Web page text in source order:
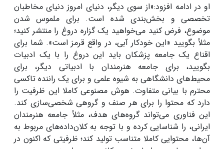
او در ادامه افزود:«از سوی دیگر، دنیای امروز دنیای مخاطبان
تخصصی و بخش‌بندی شده است. برای ملموس شدن
موضوع، فرض کنید می‌خواهید یک گزاره دروغ را منتشر کنید؛
مثلاً بگویید «این خودکار آبی، در واقع قرمز است». شما برای
اقناع یک جامعه پزشکان باید این دروغ را با یک ادبیات
بگویید، برای جامعه هنرمندان با ادبیاتی دیگر، برای
محیط‌های دانشگاهی به شیوه علمی و برای یک راننده تاکسی
محترم با بیانی متفاوت. هوش مصنوعی کاملا این ظرفیت را
دارد که محتوا را برای هر صنف و گروهی شخصی‌سازی کند.
این فناوری می‌تواند گروه‌های هدف، مثلاً جامعه هنرمندان
ایرانی، را شناسایی کرده و با توجه به کلان‌داده‌های مربوط به
آن‌ها، محتوایی کاملا متناسب تولید کند؛ ظرفیتی که اکنون در